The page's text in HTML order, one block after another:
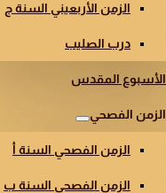
الزمن الأربعيني السنة ج
درب الصليب
الأسبوع المقدس
الزمن الفصحي
الزمن الفصحي السنة أ
الزمن الفصحي السنة ب